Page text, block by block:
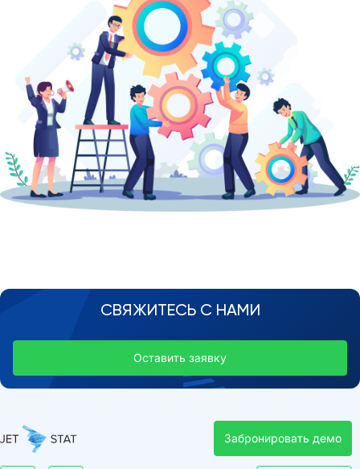
СВЯЖИТЕСЬ С НАМИ
Оставить заявку
Забронировать демо